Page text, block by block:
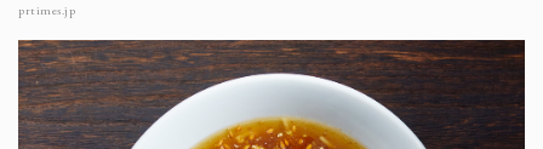
prtimes.jp